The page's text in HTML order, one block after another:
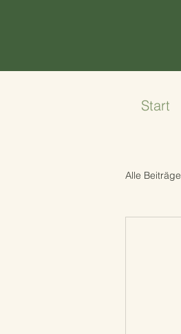
Start
Alle Beiträge